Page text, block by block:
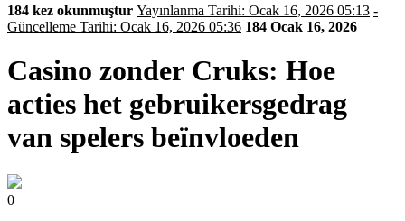
184 kez okunmuştur
Yayınlanma Tarihi: Ocak 16, 2026 05:13 -
Güncelleme Tarihi: Ocak 16, 2026 05:36 184 Ocak 16, 2026
Casino zonder Cruks: Hoe
acties het gebruikersgedrag
van spelers beïnvloeden
0